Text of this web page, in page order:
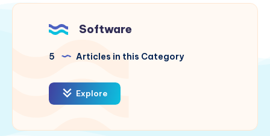
Software
5 Articles in this Category
Explore